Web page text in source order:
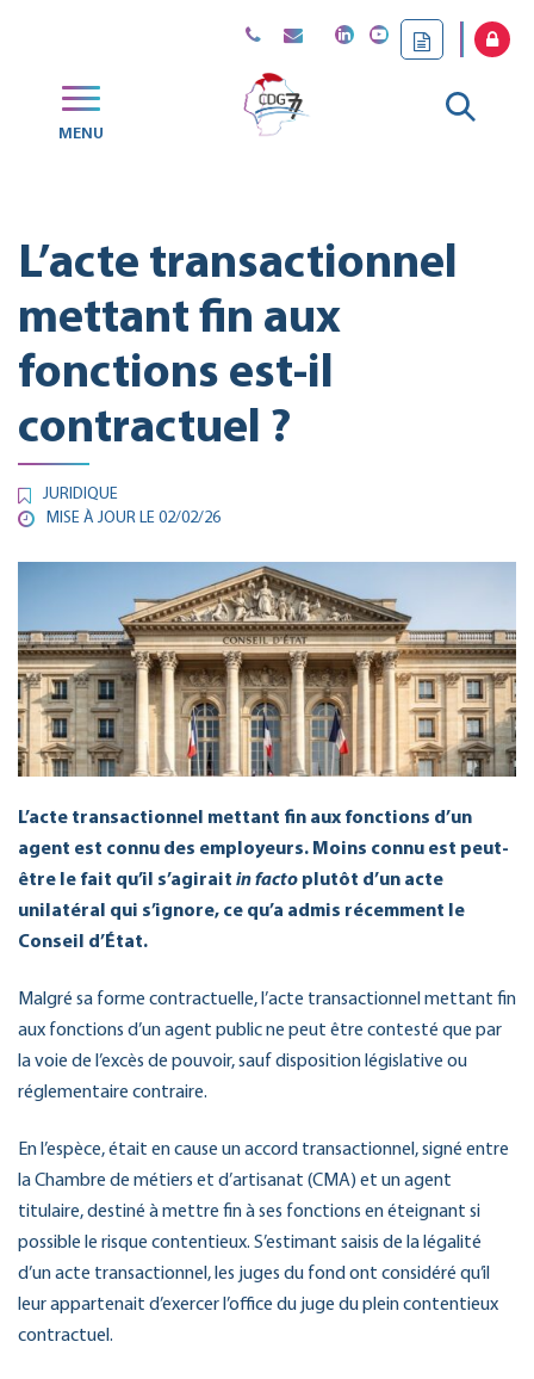
MENU
Aller
L’acte transactionnel
mettant fin aux
fonctions est-il
contractuel ?
JURIDIQUE
MISE À JOUR LE 02/02/26
L’acte transactionnel mettant fin aux fonctions d’un
agent est connu des employeurs. Moins connu est peut-
être le fait qu’il s’agirait in facto plutôt d’un acte
unilatéral qui s’ignore, ce qu’a admis récemment le
Conseil d’État.
Malgré sa forme contractuelle, l’acte transactionnel mettant fin
aux fonctions d’un agent public ne peut être contesté que par
la voie de l’excès de pouvoir, sauf disposition législative ou
réglementaire contraire.
En l’espèce, était en cause un accord transactionnel, signé entre
la Chambre de métiers et d’artisanat (CMA) et un agent
titulaire, destiné à mettre fin à ses fonctions en éteignant si
possible le risque contentieux. S’estimant saisis de la légalité
d’un acte transactionnel, les juges du fond ont considéré qu’il
leur appartenait d’exercer l’office du juge du plein contentieux
contractuel.